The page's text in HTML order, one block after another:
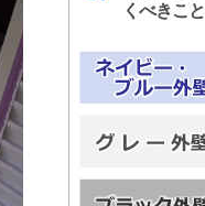
くべきこと